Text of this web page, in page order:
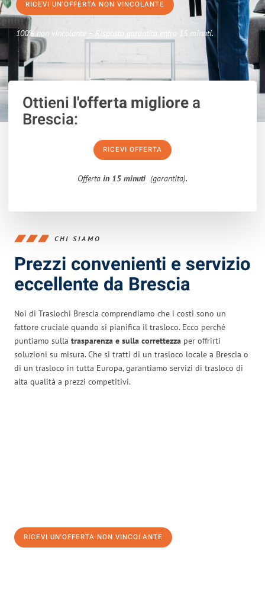
RICEVI UN'OFFERTA NON VINCOLANTE
100% non vincolante – Risposta garantita entro 15 minuti.
Ottieni l'offerta migliorea
Brescia:
RICEVI OFFERTA
Offerta in 15 minuti (garantita).
CHI SIAMO
Prezzi convenienti e servizio
eccellente da Brescia
Noi di Traslochi Brescia comprendiamo che i costi sono un
fattore cruciale quando si pianifica il trasloco. Ecco perché
puntiamo sulla trasparenza e sulla correttezza per offrirti
soluzioni su misura. Che si tratti di un trasloco locale a Brescia o
di un trasloco in tutta Europa, garantiamo servizi di trasloco di
alta qualità a prezzi competitivi.
RICEVI UN'OFFERTA NON VINCOLANTE